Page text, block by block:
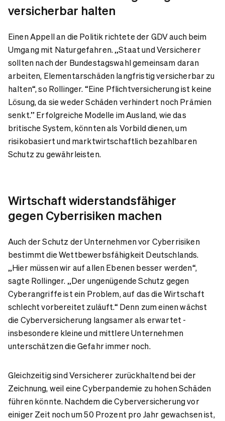
versicherbar halten
Einen Appell an die Politik richtete der GDV auch beim
Umgang mit Naturgefahren. „Staat und Versicherer
sollten nach der Bundestagswahl gemeinsam daran
arbeiten, Elementarschäden langfristig versicherbar zu
halten“, so Rollinger. “Eine Pflichtversicherung ist keine
Lösung, da sie weder Schäden verhindert noch Prämien
senkt.” Erfolgreiche Modelle im Ausland, wie das
britische System, könnten als Vorbild dienen, um
risikobasiert und marktwirtschaftlich bezahlbaren
Schutz zu gewährleisten.
Wirtschaft widerstandsfähiger
gegen Cyberrisiken machen
Auch der Schutz der Unternehmen vor Cyberrisiken
bestimmt die Wettbewerbsfähigkeit Deutschlands.
„Hier müssen wir auf allen Ebenen besser werden“,
sagte Rollinger. „Der ungenügende Schutz gegen
Cyberangriffe ist ein Problem, auf das die Wirtschaft
schlecht vorbereitet zuläuft.“ Denn zum einen wächst
die Cyberversicherung langsamer als erwartet -
insbesondere kleine und mittlere Unternehmen
unterschätzen die Gefahr immer noch.
Gleichzeitig sind Versicherer zurückhaltend bei der
Zeichnung, weil eine Cyberpandemie zu hohen Schäden
führen könnte. Nachdem die Cyberversicherung vor
einiger Zeit noch um 50 Prozent pro Jahr gewachsen ist,